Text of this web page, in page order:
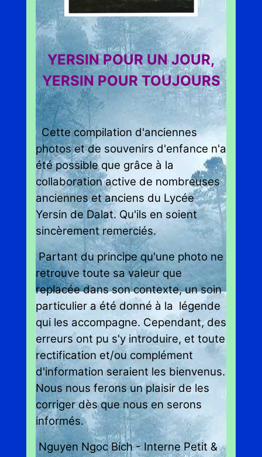
YERSIN POUR UN JOUR,
YERSIN POUR TOUJOURS
Cette compilation d'anciennes
photos et de souvenirs d'enfance n'a
été possible que grâce à la
collaboration active de nombreuses
anciennes et anciens du Lycée
Yersin de Dalat. Qu'ils en soient
sincèrement remerciés.
Partant du principe qu'une photo ne
retrouve toute sa valeur que
replacée dans son contexte, un soin
particulier a été donné à la légende
qui les accompagne. Cependant, des
erreurs ont pu s'y introduire, et toute
rectification et/ou complément
d'information seraient les bienvenus.
Nous nous ferons un plaisir de les
corriger dès que nous en serons
informés.
Nguyen Ngoc Bich - Interne Petit &